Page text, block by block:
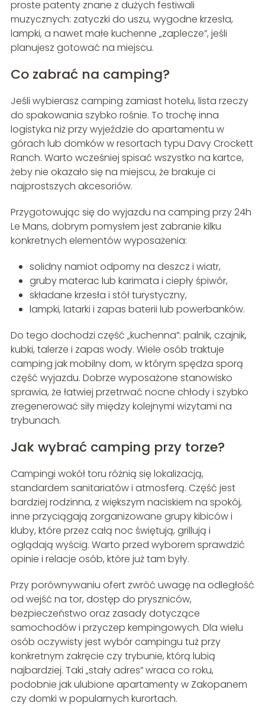
proste patenty znane z dużych festiwali
muzycznych: zatyczki do uszu, wygodne krzesła,
lampki, a nawet małe kuchenne „zaplecze”, jeśli
planujesz gotować na miejscu.
Co zabrać na camping?
Jeśli wybierasz camping zamiast hotelu, lista rzeczy
do spakowania szybko rośnie. To trochę inna
logistyka niż przy wyjeździe do apartamentu w
górach lub domków w resortach typu Davy Crockett
Ranch. Warto wcześniej spisać wszystko na kartce,
żeby nie okazało się na miejscu, że brakuje ci
najprostszych akcesoriów.
Przygotowując się do wyjazdu na camping przy 24h
Le Mans, dobrym pomysłem jest zabranie kilku
konkretnych elementów wyposażenia:
solidny namiot odporny na deszcz i wiatr,
gruby materac lub karimata i ciepły śpiwór,
składane krzesła i stół turystyczny,
lampki, latarki i zapas baterii lub powerbanków.
Do tego dochodzi część „kuchenna”: palnik, czajnik,
kubki, talerze i zapas wody. Wiele osób traktuje
camping jak mobilny dom, w którym spędza sporą
część wyjazdu. Dobrze wyposażone stanowisko
sprawia, że łatwiej przetrwać nocne chłody i szybko
zregenerować siły między kolejnymi wizytami na
trybunach.
Jak wybrać camping przy torze?
Campingi wokół toru różnią się lokalizacją,
standardem sanitariatów i atmosferą. Część jest
bardziej rodzinna, z większym naciskiem na spokój,
inne przyciągają zorganizowane grupy kibiców i
kluby, które przez całą noc świętują, grillują i
oglądają wyścig. Warto przed wyborem sprawdzić
opinie i relacje osób, które już tam były.
Przy porównywaniu ofert zwróć uwagę na odległość
od wejść na tor, dostęp do pryszniców,
bezpieczeństwo oraz zasady dotyczące
samochodów i przyczep kempingowych. Dla wielu
osób oczywisty jest wybór campingu tuż przy
konkretnym zakręcie czy trybunie, którą lubią
najbardziej. Taki „stały adres” wraca co roku,
podobnie jak ulubione apartamenty w Zakopanem
czy domki w popularnych kurortach.